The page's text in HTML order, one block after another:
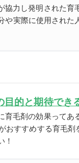
力し発明された育
や実際に使用された
的と期待でき
毛剤の効果ってあ
おすすめする育毛剤
！